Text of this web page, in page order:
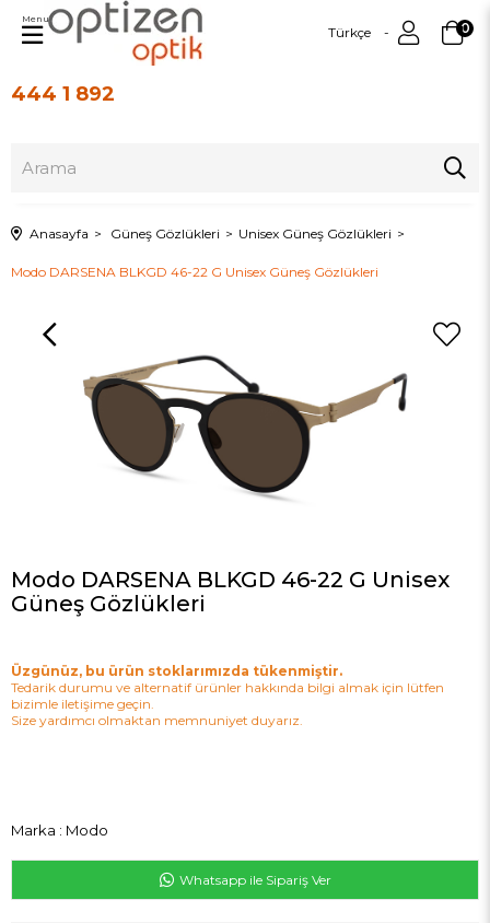
444 1 892
Türkçe 0
Menu
Anasayfa Güneş Gözlükleri Unisex Güneş Gözlükleri
Modo DARSENA BLKGD 46-22 G Unisex Güneş Gözlükleri
Modo DARSENA BLKGD 46-22 G Unisex
Güneş Gözlükleri
Üzgünüz, bu ürün stoklarımızda tükenmiştir.
Tedarik durumu ve alternatif ürünler hakkında bilgi almak için lütfen
bizimle iletişime geçin.
Size yardımcı olmaktan memnuniyet duyarız.
Marka : Modo
Whatsapp ile Sipariş Ver